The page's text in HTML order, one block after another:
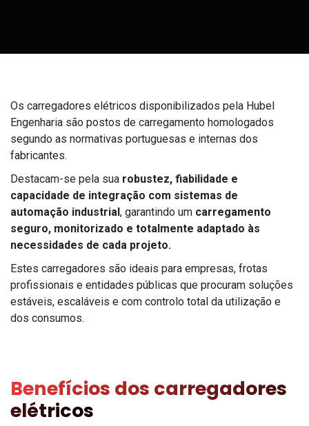
Os carregadores elétricos disponibilizados pela Hubel
Engenharia são postos de carregamento homologados
segundo as normativas portuguesas e internas dos
fabricantes.
Destacam-se pela sua robustez, fiabilidade e
capacidade de integração com sistemas de
automação industrial , garantindo um carregamento
seguro, monitorizado e totalmente adaptado às
necessidades de cada projeto.
Estes carregadores são ideais para empresas, frotas
profissionais e entidades públicas que procuram soluções
estáveis, escaláveis e com controlo total da utilização e
dos consumos.
Benefícios dos carregadores
elétricos